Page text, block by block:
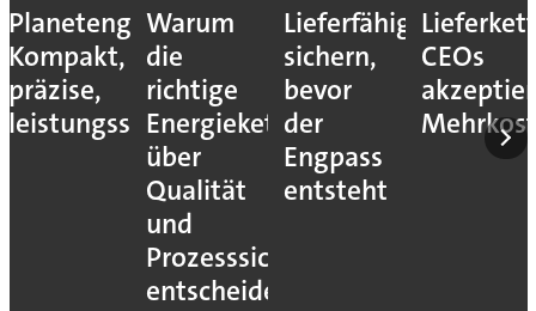
Planetengetriebe:
Kompakt,
präzise,
leistungsstark
Warum
die
richtige
Energiekette
über
Qualität
und
Prozesssicherheit
entscheidet
Lieferfähigkeit
sichern,
bevor
der
Engpass
entsteht
CEOs